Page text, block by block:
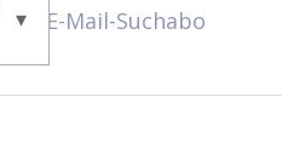
E-Mail-Suchabo